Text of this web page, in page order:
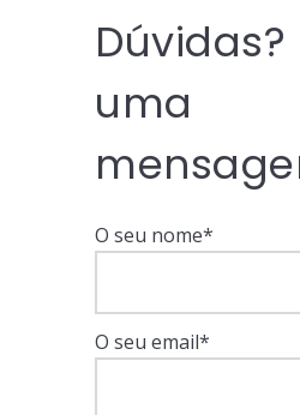
Dúvidas?
uma
O seu nome*
O seu email*